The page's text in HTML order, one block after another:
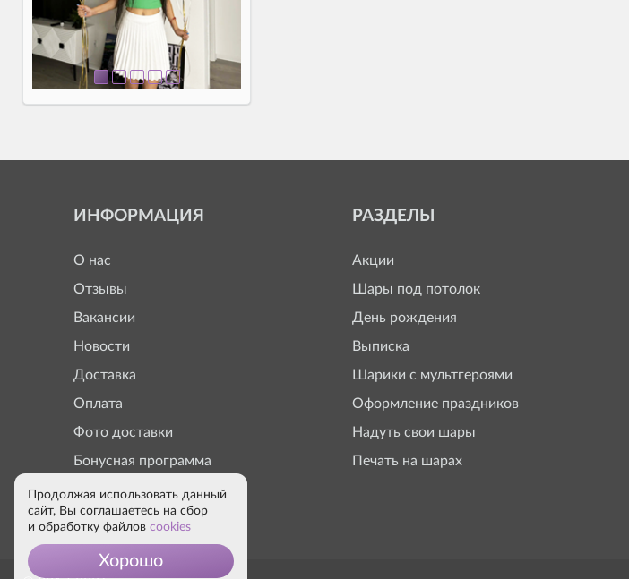
ИНФОРМАЦИЯ
О нас
Отзывы
Вакансии
Новости
Доставка
Оплата
Фото доставки
Бонусная программа
РАЗДЕЛЫ
Акции
Шары под потолок
День рождения
Выписка
Шарики с мультгероями
Оформление праздников
Надуть свои шары
Печать на шарах
Продолжая использовать данный
сайт, Вы соглашаетесь на сбор
и обработку файлов cookies
Хорошо